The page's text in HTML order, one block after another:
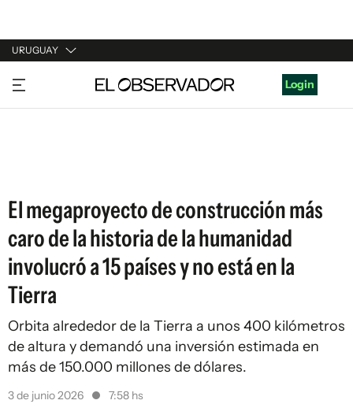
URUGUAY
URUGUAY
ARGENTINA
Login
El megaproyecto de construcción más
caro de la historia de la humanidad
involucró a 15 países y no está en la
Tierra
Orbita alrededor de la Tierra a unos 400 kilómetros
de altura y demandó una inversión estimada en
más de 150.000 millones de dólares.
3 de junio 2026 7:58 hs